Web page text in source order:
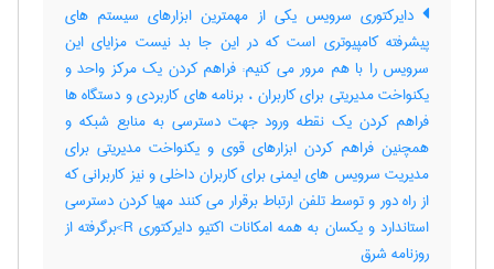
دایرکتوری سرویس یکی از مهمترین ابزارهای سیستم های
پیشرفته کامپیوتری است که در این جا بد نیست مزایای این
سرویس را با هم مرور می کنیم: فراهم کردن یک مرکز واحد و
یکنواخت مدیریتی برای کاربران ، برنامه های کاربردی و دستگاه ها
فراهم کردن یک نقطه ورود جهت دسترسی به منابع شبکه و
همچنین فراهم کردن ابزارهای قوی و یکنواخت مدیریتی برای
مدیریت سرویس های ایمنی برای کاربران داخلی و نیز کاربرانی که
از راه دور و توسط تلفن ارتباط برقرار می کنند مهیا کردن دسترسی
استاندارد و یکسان به همه امکانات اکتیو دایرکتوری R>برگرفته از
روزنامه شرق